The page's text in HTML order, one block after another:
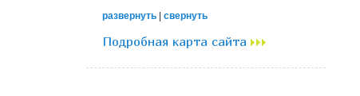
развернуть | свернуть
Подробная карта сайта